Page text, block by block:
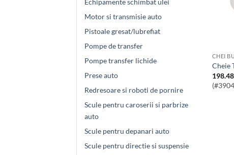
Motor si transmisie auto
Pistoale gresat/lubrefiat
Pompe de transfer
Pompe transfer lichide
Prese auto
Redresoare si roboti de pornire
Scule pentru caroserii si parbrize
auto
Scule pentru depanari auto
Scule pentru directie si suspensie
CHEI
198.48